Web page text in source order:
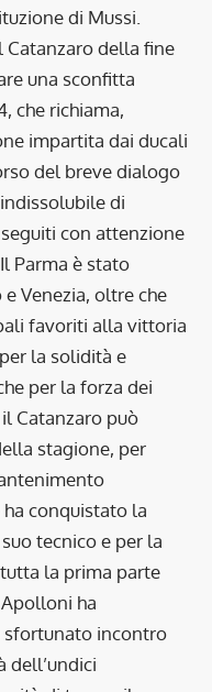
di Mussi.
Catanzaro della fine
una sconfitta
che richiama,
impartita dai ducali
del breve dialogo
di
con attenzione
Parma è stato
Venezia, oltre che
favoriti alla vittoria
la solidità e
per la forza dei
Catanzaro può
stagione, per
conquistato la
tecnico e per la
la prima parte
ha
incontro
dell’undici